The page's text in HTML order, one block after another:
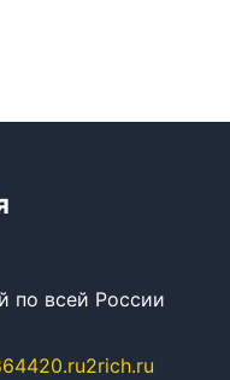
по всей России
2rich.ru